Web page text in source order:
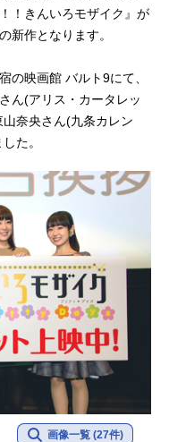
！きんいろモザイク』が
新作となります。
の映画館 バルト9にて、
ん(アリス・カータレッ
奈央さん(九条カレン
た。
画像一覧 (27件)